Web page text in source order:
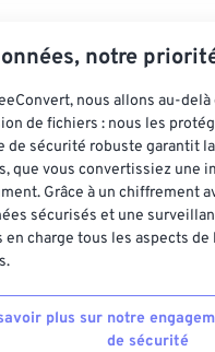
notre
nous allons au-
de fichiers : nous les
de sécurité robuste garantit
que vous convertissiez une
Grâce à un chiffrement
sécurisés et une
en charge tous les aspects de
plus sur notre
de sécurité